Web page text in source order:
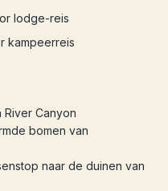
lodge-reis
kampeerreis
Canyon
bomen van
naar de duinen van